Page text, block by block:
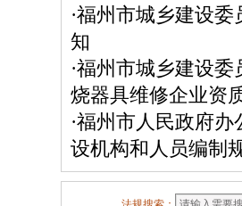
·福州市城乡建设委
知
·福州市城乡建设委
烧器具维修企业资
·福州市人民政府办
设机构和人员编制